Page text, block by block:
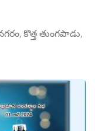
కొత్త తుంగపాడు,